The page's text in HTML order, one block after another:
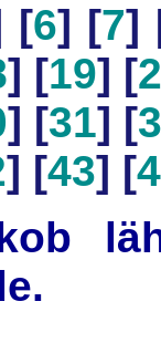
[6] [7]
] [19] [
] [31] [
] [43] [